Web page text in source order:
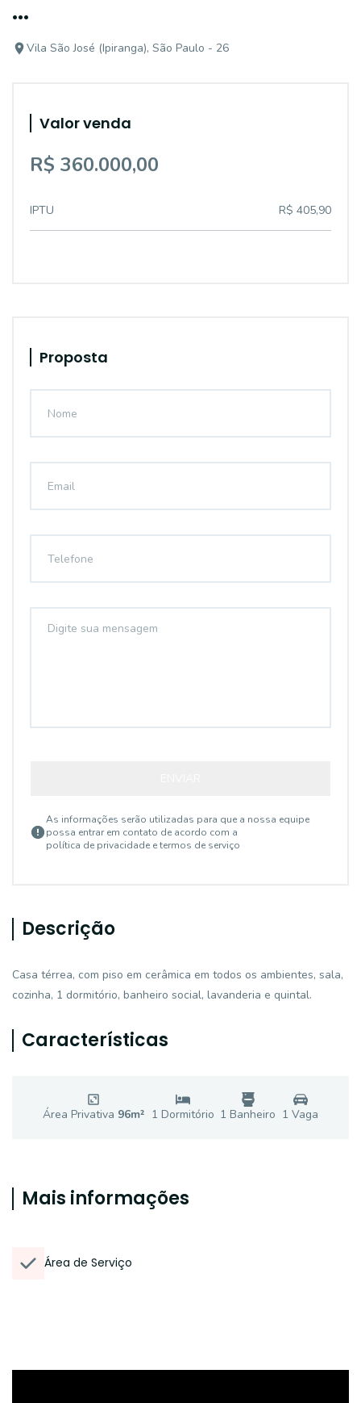
...
Vila São José (Ipiranga), São Paulo - 26
Valor venda
R$ 360.000,00
IPTU R$ 405,90
Proposta
As informações serão utilizadas para que a nossa equipe
possa entrar em contato de acordo com a
política de privacidade e termos de serviço
Descrição
Casa térrea, com piso em cerâmica em todos os ambientes, sala,
cozinha, 1 dormitório, banheiro social, lavanderia e quintal.
Características
Área Privativa 96m² 1 Dormitório 1 Banheiro 1 Vaga
Mais informações
Área de Serviço